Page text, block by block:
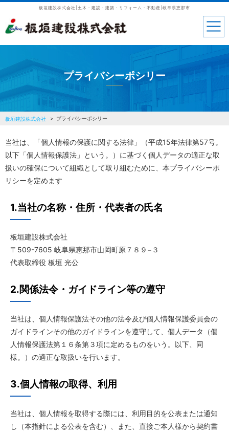
板垣建設株式会社|土木・建設・建築・リフォーム・不動産|岐阜県恵那市
プライバシーポシリー
板垣建設株式会社 プライバシーポシリー
当社は、「個人情報の保護に関する法律」（平成15年法律第57号。
以下「個人情報保護法」という。）に基づく個人データの適正な取
扱いの確保について組織として取り組むために、本プライバシーポ
リシーを定めます
1.当社の名称・住所・代表者の氏名
板垣建設株式会社
〒509-7605 岐阜県恵那市山岡町原７８９−３
代表取締役 板垣 光公
2.関係法令・ガイドライン等の遵守
当社は、個人情報保護法その他の法令及び個人情報保護委員会の
ガイドラインその他のガイドラインを遵守して、個人データ（個
人情報保護法第１６条第３項に定めるものをいう。以下、同
様。）の適正な取扱いを行います。
3.個人情報の取得、利用
当社は、個人情報を取得する際には、利用目的を公表または通知
し（本指針による公表を含む）、また、直接ご本人様から契約書